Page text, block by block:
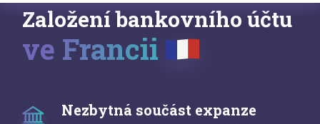
Založení bankovního účtu
ve Francii
Nezbytná součást expanze